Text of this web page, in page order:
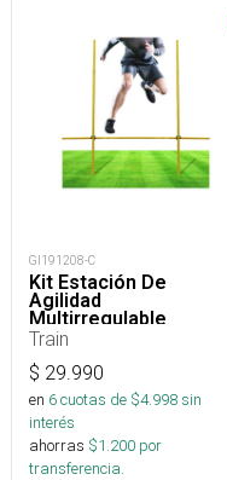
GI191208-C
Kit Estación De
Agilidad
Multirregulable
Train
$ 29.990
en 6cuotas de $4.998sin
interés
ahorras $1.200 por
transferencia.